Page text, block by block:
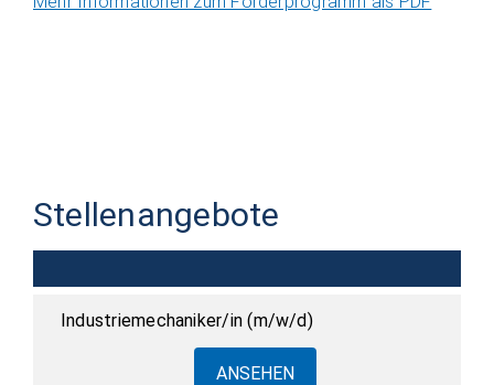
Stellenangebote
Industriemechaniker/in (m/w/d)
ANSEHEN